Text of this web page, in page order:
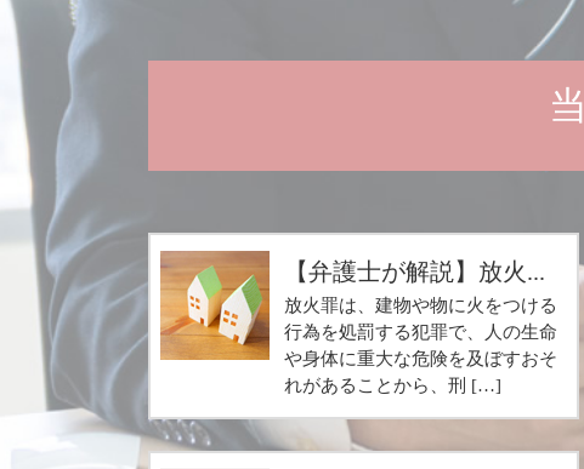
【弁護士が解説】放火...
放火罪は、建物や物に火をつける
行為を処罰する犯罪で、人の生命
や身体に重大な危険を及ぼすおそ
れがあることから、刑 […]